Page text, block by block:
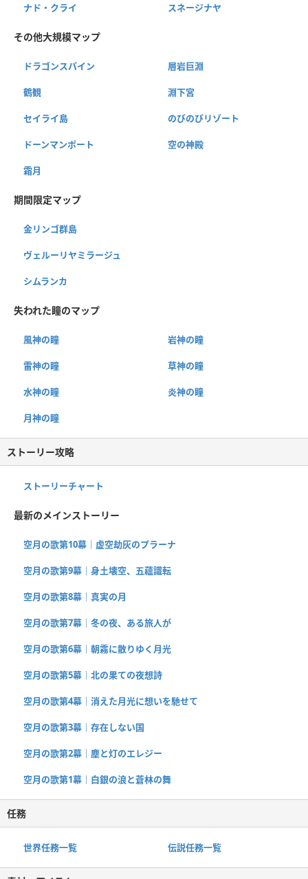
ナド・クライ スネージナヤ
その他大規模マップ
ドラゴンスパイン 層岩巨淵
鶴観 淵下宮
セイライ島 のびのびリゾート
ドーンマンポート 空の神殿
霜月
期間限定マップ
金リンゴ群島
ヴェルーリヤミラージュ
シムランカ
失われた瞳のマップ
風神の瞳 岩神の瞳
雷神の瞳 草神の瞳
水神の瞳 炎神の瞳
月神の瞳
ストーリー攻略
ストーリーチャート
最新のメインストーリー
空月の歌第10幕｜虚空劫灰のプラーナ
空月の歌第9幕｜身土壊空、五蘊識転
空月の歌第8幕｜真実の月
空月の歌第7幕｜冬の夜、ある旅人が
空月の歌第6幕｜朝霧に散りゆく月光
空月の歌第5幕｜北の果ての夜想詩
空月の歌第4幕｜消えた月光に想いを馳せて
空月の歌第3幕｜存在しない国
空月の歌第2幕｜塵と灯のエレジー
空月の歌第1幕｜白銀の浪と蒼林の舞
任務
世界任務一覧 伝説任務一覧